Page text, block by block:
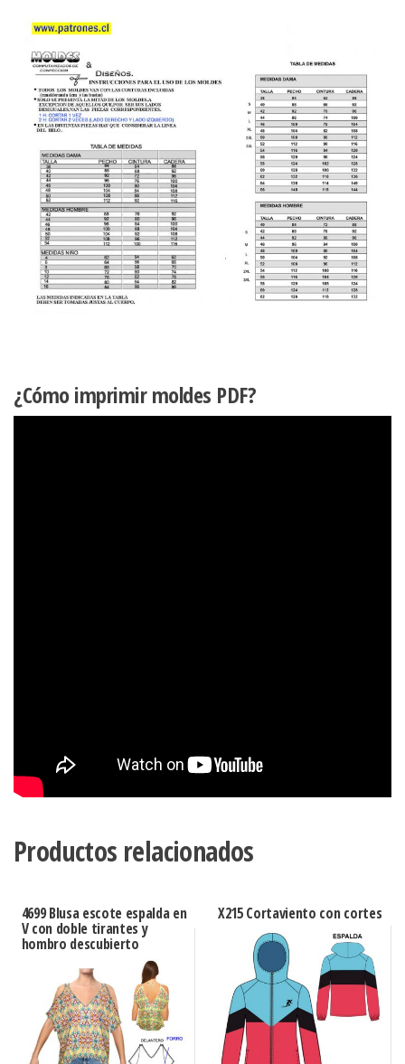
CON
OPCION
A
MANGA
LARGA
cantidad
¿Cómo imprimir moldes PDF?
Productos relacionados
4699 Blusa escote espalda en
V con doble tirantes y
hombro descubierto
X215 Cortaviento con cortes